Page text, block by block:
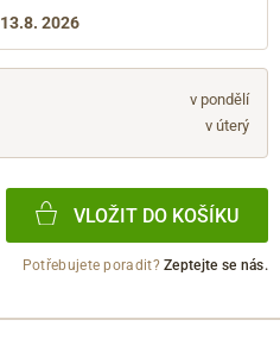
13.8. 2026
v pondělí
v úterý
VLOŽIT DO KOŠÍKU
Potřebujete poradit?Zeptejte se nás.